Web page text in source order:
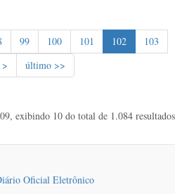
99 100 101 102
103
último >>
exibindo 10 do total de 1.084 resultados
Oficial Eletrônico